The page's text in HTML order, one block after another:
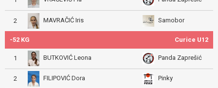
2 MAVRAČIĆ Iris Samobor
-52 KG Curice U12
1 BUTKOVIĆ Leona Panda Zaprešić
2 FILIPOVIĆ Dora Pinky